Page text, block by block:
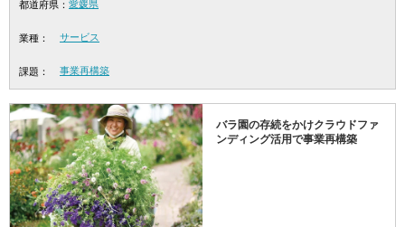
都道府県： 愛媛県
業種： サービス
課題： 事業再構築
バラ園の存続をかけクラウドファ
ンディング活用で事業再構築